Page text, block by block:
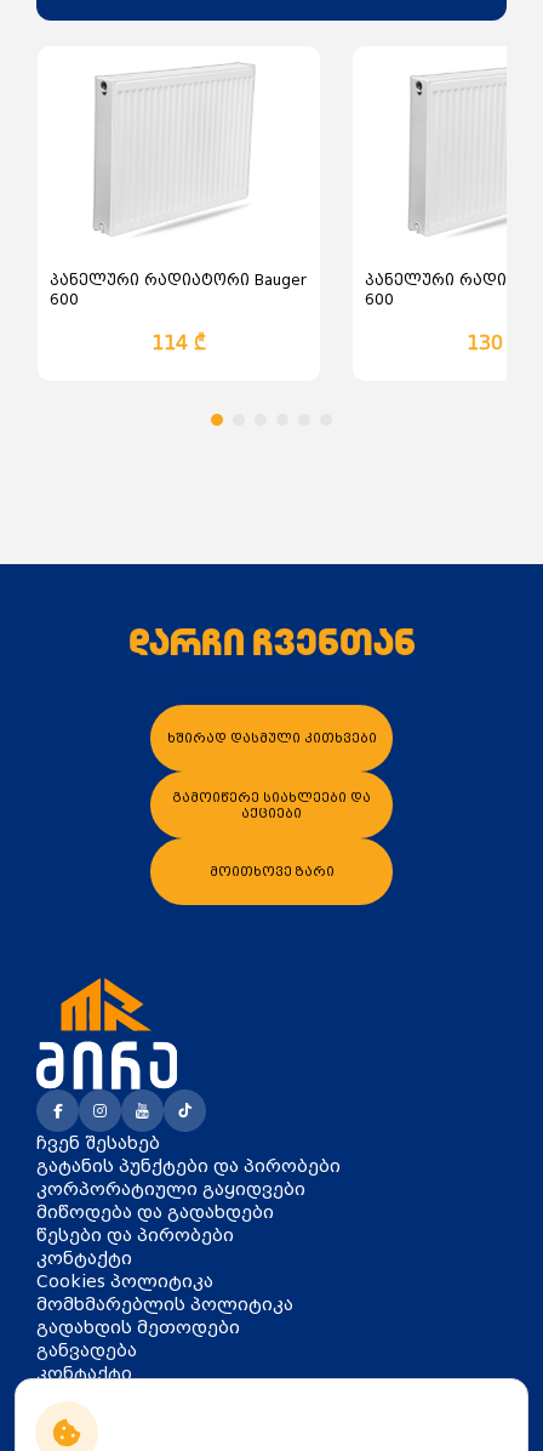
პანელური რადიატორი Bauger
600
114 ₾
პანელური
600
130 ₾
დარჩი ჩვენთან
ხშირად დასმული კითხვები
გამოიწერე სიახლეები და
აქციები
მოითხოვე ზარი
კონტაქტი
თბილისი, აკაკი წერეთლის
გამზირი 126
ჩვენ შესახებ
გატანის პუნქტები და პირობები
კორპორატიული გაყიდვები
მიწოდება და გადახდები
წესები და პირობები
კონტაქტი
Cookies პოლიტიკა
მომხმარებლის პოლიტიკა
გადახდის მეთოდები
განვადება